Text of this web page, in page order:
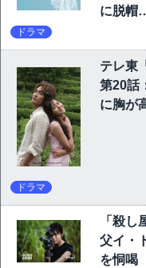
に脱帽
ドラマ
テレ東
第20話
に胸が
ドラマ
「殺
父イ・
を恫喝